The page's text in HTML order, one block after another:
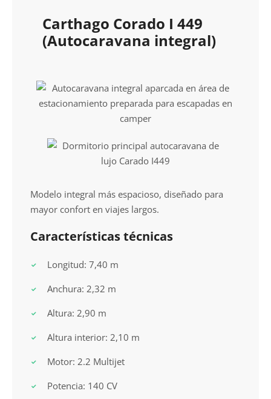
Carthago Corado I 449
(Autocaravana integral)
Modelo integral más espacioso, diseñado para
mayor confort en viajes largos.
Características técnicas
Longitud: 7,40 m
Anchura: 2,32 m
Altura: 2,90 m
Altura interior: 2,10 m
Motor: 2.2 Multijet
Potencia: 140 CV